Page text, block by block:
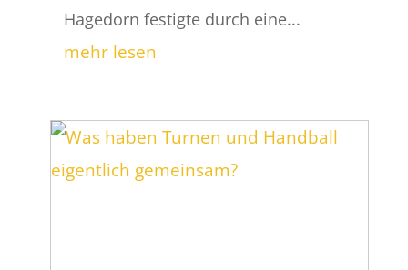
Hagedorn festigte durch eine...
mehr lesen